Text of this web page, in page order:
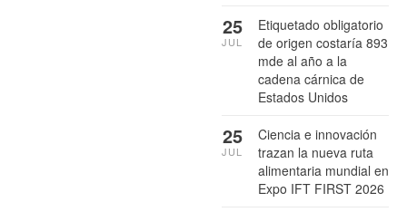
Etiquetado obligatorio
de origen costaría 893
mde al año a la
cadena cárnica de
Estados Unidos
25
JUL
Ciencia e innovación
trazan la nueva ruta
alimentaria mundial en
Expo IFT FIRST 2026
25
JUL